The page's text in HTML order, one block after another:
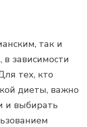
так и
в зависимости
тех, кто
диеты, важно
и выбирать